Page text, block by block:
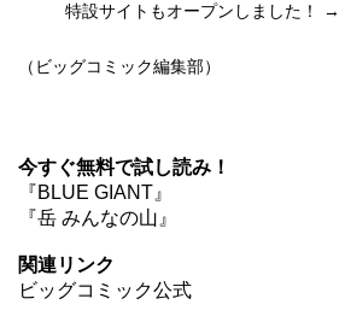
特設サイトもオープンしました！ →
（ビッグコミック編集部）
今すぐ無料で試し読み！
『BLUE GIANT』
『岳 みんなの山』
関連リンク
ビッグコミック公式